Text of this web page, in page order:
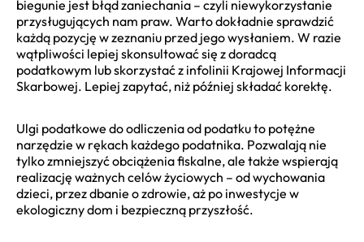
biegunie jest błąd zaniechania – czyli niewykorzystanie
przysługujących nam praw. Warto dokładnie sprawdzić
każdą pozycję w zeznaniu przed jego wysłaniem. W razie
wątpliwości lepiej skonsultować się z doradcą
podatkowym lub skorzystać z infolinii Krajowej Informacji
Skarbowej. Lepiej zapytać, niż później składać korektę.
Ulgi podatkowe do odliczenia od podatku to potężne
narzędzie w rękach każdego podatnika. Pozwalają nie
tylko zmniejszyć obciążenia fiskalne, ale także wspierają
realizację ważnych celów życiowych – od wychowania
dzieci, przez dbanie o zdrowie, aż po inwestycje w
ekologiczny dom i bezpieczną przyszłość.